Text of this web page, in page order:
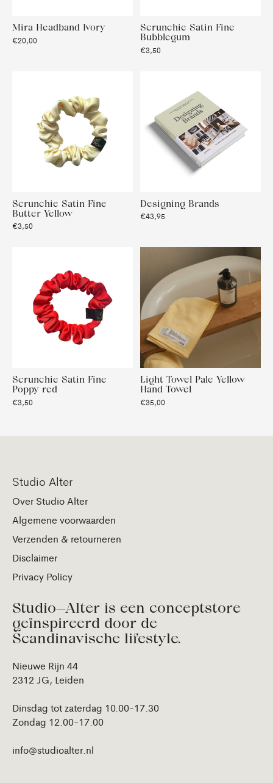
Mira Headband Ivory
€20,00
Scrunchie Satin Fine
Bubblegum
€3,50
Scrunchie Satin Fine
Butter Yellow
€3,50
Designing Brands
€43,95
Scrunchie Satin Fine
Poppy red
€3,50
Light Towel Pale Yellow
Hand Towel
€35,00
Studio Alter
Over Studio Alter
Algemene voorwaarden
Verzenden & retourneren
Disclaimer
Privacy Policy
Studio—Alter is een conceptstore
geïnspireerd door de
Scandinavische lifestyle.
Nieuwe Rijn 44
2312 JG, Leiden
Dinsdag tot zaterdag 10.00-17.30
Zondag 12.00-17.00
info@studioalter.nl